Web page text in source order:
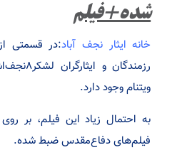
شده+فیلم
خانه ایثار نجف آباد:در قسمتی
ویتنام وجود دارد.
به احتمال زیاد این فیلم، بر
فیلم‌های دفاع‌مقدس ضبط شده.